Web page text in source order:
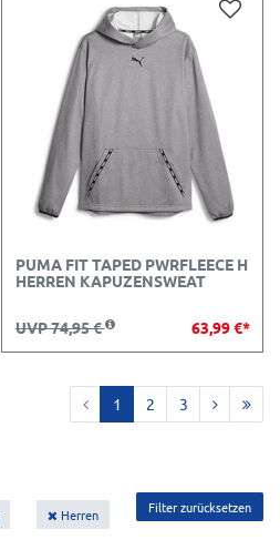
PUMA FIT TAPED PWRFLEECE H
HERREN KAPUZENSWEAT
UVP 74,95 € 63,99 €*
1 2 3
Herren Filter zurücksetzen